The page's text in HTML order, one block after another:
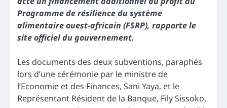
Programme de résilience du système
alimentaire ouest-africain (FSRP), rapporte le
site officiel du gouvernement.
Les documents des deux subventions, paraphés
lors d’une cérémonie par le ministre de
l’Economie et des Finances, Sani Yaya, et le
Représentant Résident de la Banque, Fily Sissoko,